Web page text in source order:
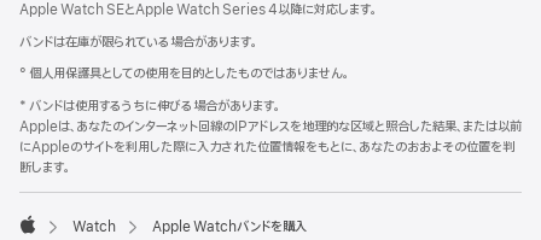
ッ
タ
ー
注
Apple Watch SEとApple Watch Series 4以降に対応します。
バンドは在庫が限られている場合があります。
° 個人用保護具としての使用を目的としたものではありません。
* バンドは使用するうちに伸びる場合があります。
Appleは、あなたのインターネット回線のIPアドレスを地理的な区域と照合した結果、または以前
にAppleのサイトを利用した際に入力された位置情報をもとに、あなたのおおよその位置を判
断します。
Watch Apple Watchバンドを購入